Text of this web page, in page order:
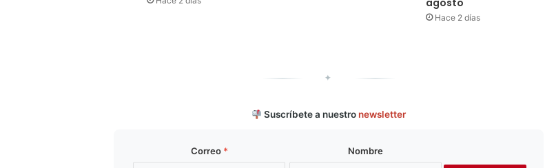
agosto
Hace 2 días
✦
Suscríbete a nuestro newsletter
Correo * Nombre